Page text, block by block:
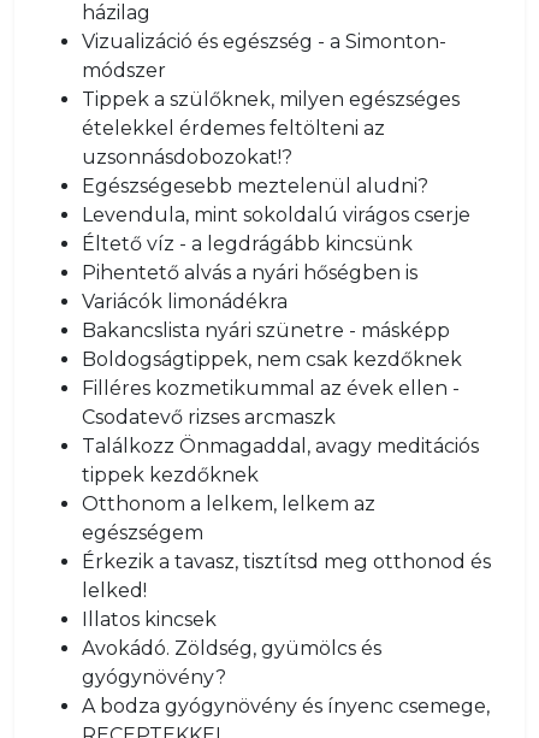
házilag
Vizualizáció és egészség - a Simonton-
módszer
Tippek a szülőknek, milyen egészséges
ételekkel érdemes feltölteni az
uzsonnásdobozokat!?
Egészségesebb meztelenül aludni?
Levendula, mint sokoldalú virágos cserje
Éltető víz - a legdrágább kincsünk
Pihentető alvás a nyári hőségben is
Variácók limonádékra
Bakancslista nyári szünetre - másképp
Boldogságtippek, nem csak kezdőknek
Filléres kozmetikummal az évek ellen -
Csodatevő rizses arcmaszk
Találkozz Önmagaddal, avagy meditációs
tippek kezdőknek
Otthonom a lelkem, lelkem az
egészségem
Érkezik a tavasz, tisztítsd meg otthonod és
lelked!
Illatos kincsek
Avokádó. Zöldség, gyümölcs és
gyógynövény?
A bodza gyógynövény és ínyenc csemege,